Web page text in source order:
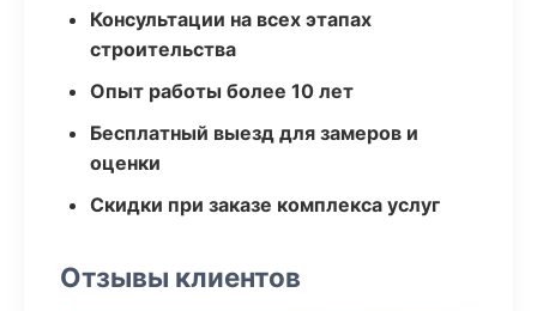
Консультации на всех этапах
строительства
Опыт работы более 10 лет
Бесплатный выезд для замеров и
оценки
Скидки при заказе комплекса услуг
Отзывы клиентов